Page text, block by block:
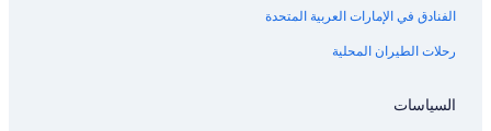
الفنادق في الإمارات العربية المتحدة
رحلات الطيران المحلية
السياسات